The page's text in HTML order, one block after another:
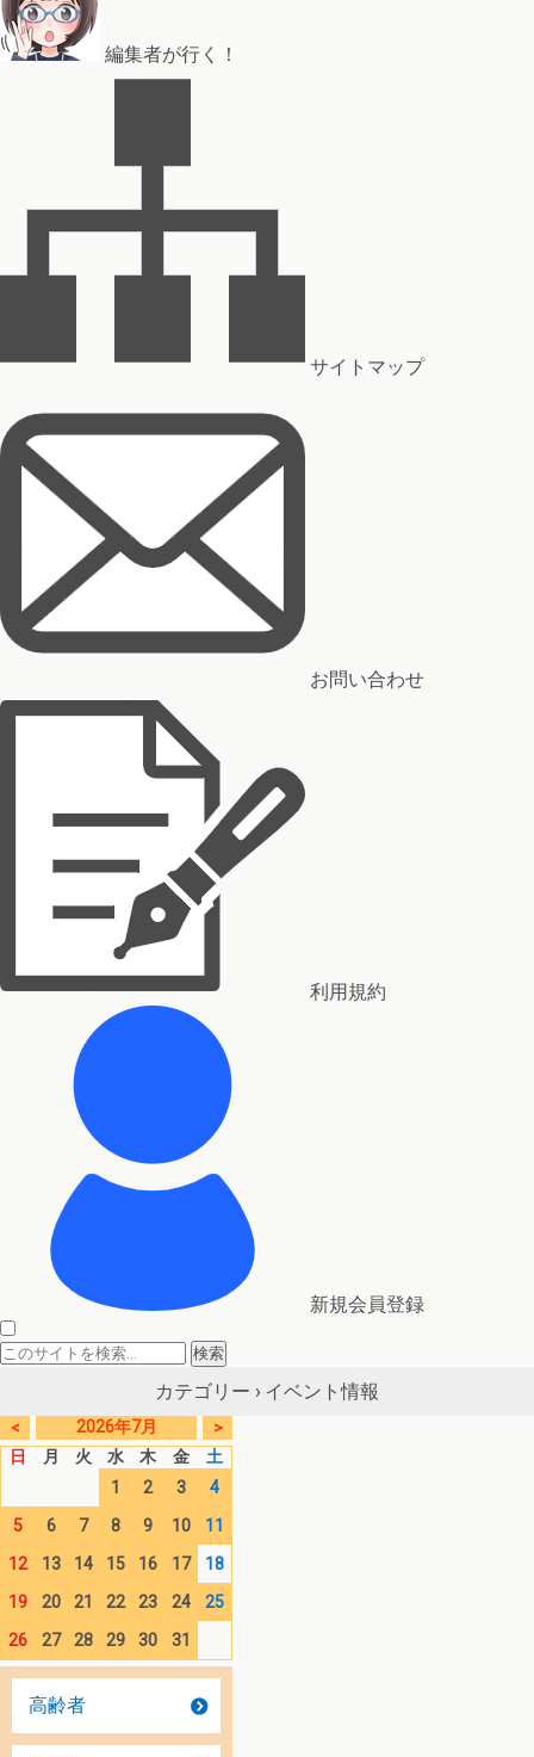
編集者が行く！
サイトマップ
お問い合わせ
利用規約
新規会員登録
カテゴリー › イベント情報
< 2026年7月
>
日
月 火 水 木 金
土
1
2 3
4
5
6 7 8 9 10
11
12
13 14 15 16 17
18
19
20 21 22 23 24
25
26
27 28 29 30 31
高齢者